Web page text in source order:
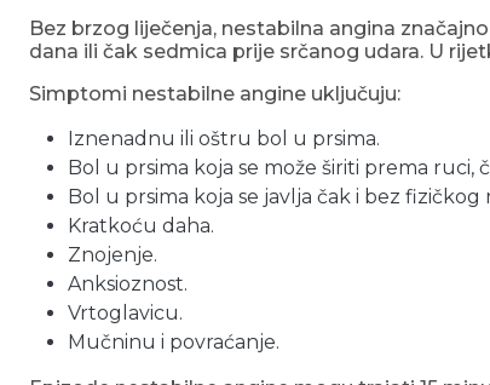
Bez brzog liječenja, nestabilna angina
dana ili čak sedmica prije srčanog udara. U
Simptomi nestabilne angine uključuju:
Iznenadnu ili oštru bol u prsima.
Bol u prsima koja se može širiti prema ruci,
Bol u prsima koja se javlja čak i bez
Kratkoću daha.
Znojenje.
Anksioznost.
Vrtoglavicu.
Mučninu i povraćanje.